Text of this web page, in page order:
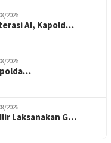
2026
AI, Kapold…
2026
2026
Laksanakan G…